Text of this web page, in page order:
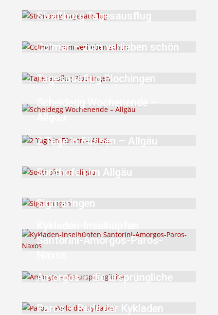
Straßburg Tagesausflug
Colmar – zum verlieben schön
Tagesausflug Plochingen
Scheidegg Wochenende –
Allgäu
2 Tage in Füssen – Allgäu
Sonthofen im Allgäu
Sigmaringen
Kykladen-Inselhüpfen
Santorini-Amorgos-Paros-
Naxos
Amorgos – die ursprüngliche
Paros – Perle der Kykladen